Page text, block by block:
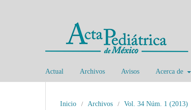
Actual Archivos Avisos Acerca de
Inicio / Archivos / Vol. 34 Núm. 1 (2013)